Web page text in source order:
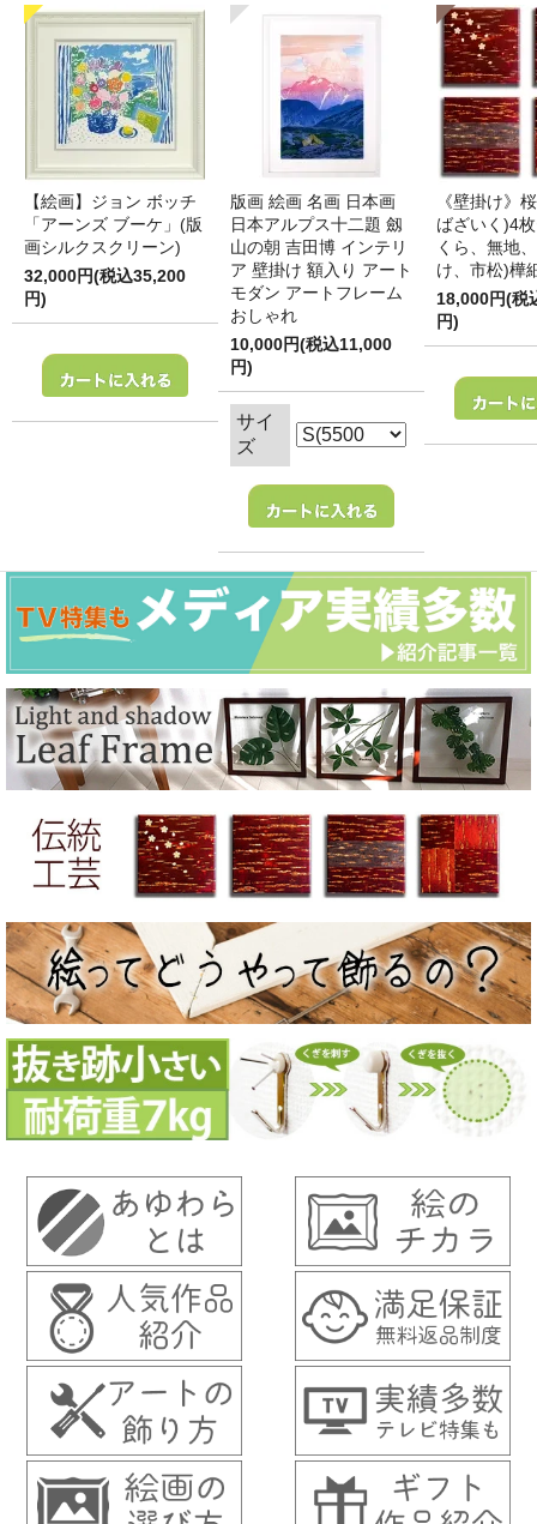
【絵画】ジョン ボッチ
「アーンズ ブーケ」(版
画シルクスクリーン)
32,000円(税込35,200
円)
版画 絵画 名画 日本画
日本アルプス十二題 劔
山の朝 吉田博 インテリ
ア 壁掛け 額入り アート
モダン アートフレーム
おしゃれ
10,000円(税込11,000
円)
サイ
ズ
《壁掛け》
ばざいく)4
くら、無地
け、市松)樺
18,000円(税
円)